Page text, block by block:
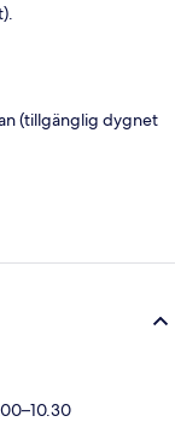
(tillgänglig dygnet